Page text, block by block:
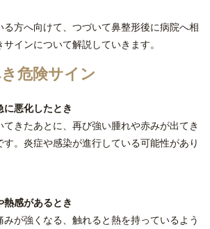
方へ向けて、つづいて鼻整形後に病院へ相
インについて解説していきます。
危険サイン
悪化したとき
きたあとに、再び強い腫れや赤みが出てき
。炎症や感染が進行している可能性があり
感があるとき
が強くなる、触れると熱を持っているよう